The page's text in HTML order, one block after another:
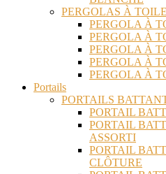
PERGOLAS À
PERGOLA À
PERGOLA À
PERGOLA À
PERGOLA À
PERGOLA À
Portails
PORTAILS
PORTAIL
PORTAIL
ASSORTI
PORTAIL
CLÔTURE